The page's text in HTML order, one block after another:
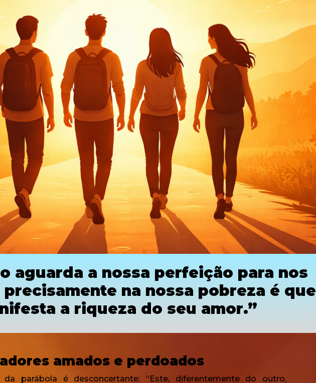
aguarda a nossa perfeição para nos
precisamente na nossa pobreza é que
a riqueza do seu amor.”
amados e perdoados
da parábola é desconcertante: “Este, diferentemente do outro,